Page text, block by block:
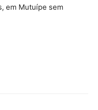
em Mutuípe sem